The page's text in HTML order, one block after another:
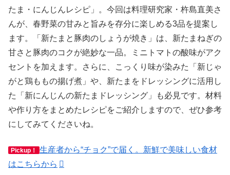
たま・にんじんレシピ」。今回は料理研究家・杵島直美さ
んが、春野菜の甘みと旨みを存分に楽しめる3品を提案し
ます。「新たまと豚肉のしょうが焼き」は、新たまねぎの
甘さと豚肉のコクが絶妙な一品。ミニトマトの酸味がアク
セントを加えます。さらに、こっくり味が染みた「新じゃ
がと鶏ももの揚げ煮」や、新たまをドレッシングに活用し
た「新にんじんの新たまドレッシング」も必見です。材料
や作り方をまとめたレシピをご紹介しますので、ぜひ参考
にしてみてくださいね。
Pickup！
生産者から“チョク”で届く。新鮮で美味しい食材
はこちらから